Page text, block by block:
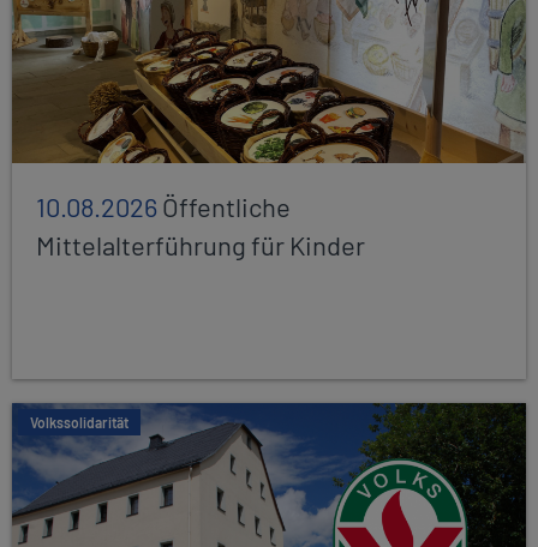
10.08.2026Öffentliche
Mittelalterführung für Kinder
Volkssolidarität